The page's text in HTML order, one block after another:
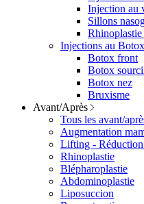
Injection au
Sillons
Injections au Botox
Botox front
Botox
Botox nez
Bruxisme
Avant/Après
Tous les avant/
Augmentation
Lifting -
Rhinoplastie
Blépharoplastie
Abdominoplastie
Liposuccion